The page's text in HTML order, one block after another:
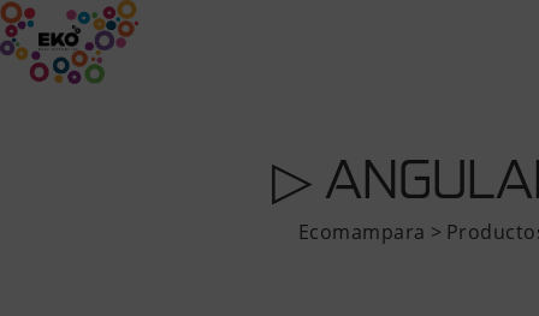
▷
Ecomampara >